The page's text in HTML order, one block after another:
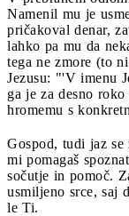
Namenil mu je
pričakoval denar,
lahko pa mu da
tega ne zmore (to
Jezusu: "'V imenu
ga je za desno
hromemu s
Gospod, tudi jaz se
mi pomagaš
sočutje in pomoč.
usmiljeno srce, saj
le Ti.